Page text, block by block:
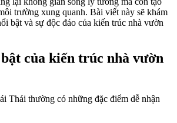
trường xung quanh. Bài viết này sẽ khám
bật và sự độc đáo của kiến trúc nhà vườn
của kiến trúc nhà vườn
Thái thường có những đặc điểm dễ nhận